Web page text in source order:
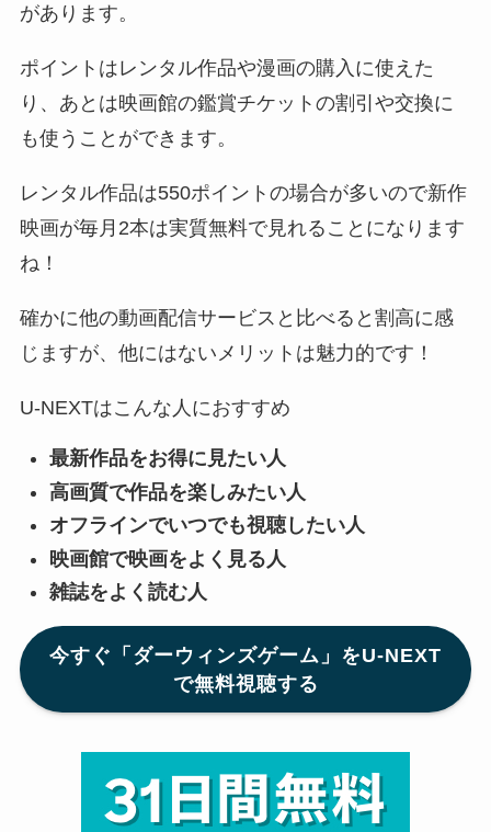
があります。
ポイントはレンタル作品や漫画の購入に使えた
り、あとは映画館の鑑賞チケットの割引や交換に
も使うことができます。
レンタル作品は550ポイントの場合が多いので新作
映画が毎月2本は実質無料で見れることになります
ね！
確かに他の動画配信サービスと比べると割高に感
じますが、他にはないメリットは魅力的です！
U-NEXTはこんな人におすすめ
最新作品をお得に見たい人
高画質で作品を楽しみたい人
オフラインでいつでも視聴したい人
映画館で映画をよく見る人
雑誌をよく読む人
今すぐ「ダーウィンズゲーム」をU-NEXT
で無料視聴する